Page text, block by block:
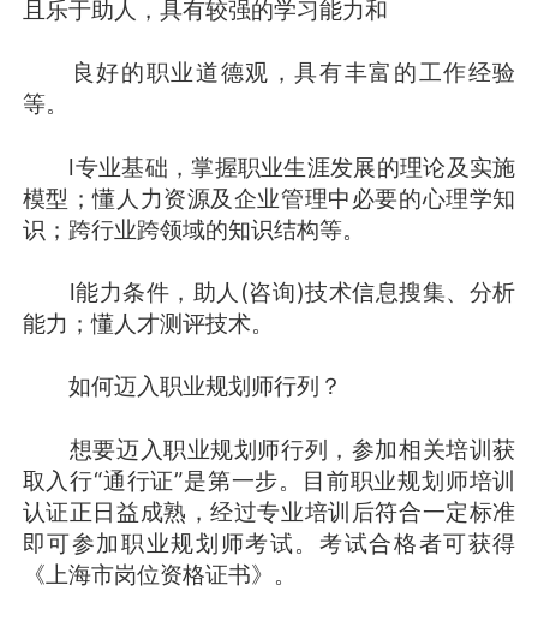
且乐于助人，具有较强的学习能力和
良好的职业道德观，具有丰富的工作经验
等。
l专业基础，掌握职业生涯发展的理论及实施
模型；懂人力资源及企业管理中必要的心理学知
识；跨行业跨领域的知识结构等。
l能力条件，助人(咨询)技术信息搜集、分析
能力；懂人才测评技术。
如何迈入职业规划师行列？
想要迈入职业规划师行列，参加相关培训获
取入行“通行证”是第一步。目前职业规划师培训
认证正日益成熟，经过专业培训后符合一定标准
即可参加职业规划师考试。考试合格者可获得
《上海市岗位资格证书》。